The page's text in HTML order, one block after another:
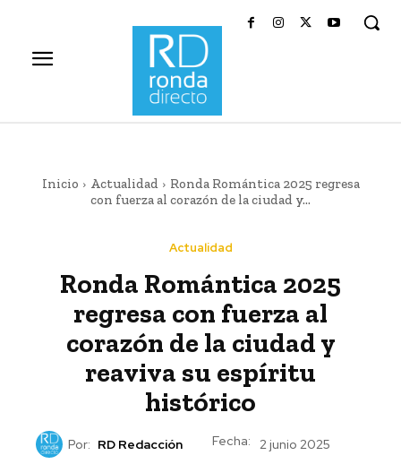
Inicio Actualidad
Ronda Romántica 2025 regresa
con fuerza al corazón de la ciudad y...
Actualidad
Ronda Romántica 2025
regresa con fuerza al
corazón de la ciudad y
reaviva su espíritu
histórico
Por: RD Redacción Fecha: 2 junio 2025